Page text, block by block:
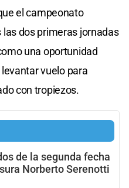
el campeonato
dos primeras jornadas
una oportunidad
vuelo para
con tropiezos.
de la segunda fecha
Norberto Serenotti